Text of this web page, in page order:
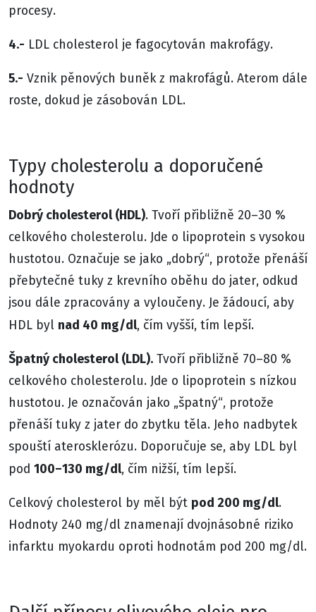
procesy.
4.- LDL cholesterol je fagocytován makrofágy.
5.- Vznik pěnových buněk z makrofágů. Aterom dále
roste, dokud je zásobován LDL.
Typy cholesterolu a doporučené
hodnoty
Dobrý cholesterol (HDL). Tvoří přibližně 20–30 %
celkového cholesterolu. Jde o lipoprotein s vysokou
hustotou. Označuje se jako „dobrý“, protože přenáší
přebytečné tuky z krevního oběhu do jater, odkud
jsou dále zpracovány a vyloučeny. Je žádoucí, aby
HDL byl nad 40 mg/dl, čím vyšší, tím lepší.
Špatný cholesterol (LDL). Tvoří přibližně 70–80 %
celkového cholesterolu. Jde o lipoprotein s nízkou
hustotou. Je označován jako „špatný“, protože
přenáší tuky z jater do zbytku těla. Jeho nadbytek
spouští aterosklerózu. Doporučuje se, aby LDL byl
pod 100–130 mg/dl, čím nižší, tím lepší.
Celkový cholesterol by měl být pod 200 mg/dl.
Hodnoty 240 mg/dl znamenají dvojnásobné riziko
infarktu myokardu oproti hodnotám pod 200 mg/dl.